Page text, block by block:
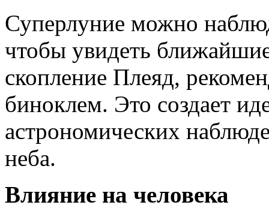
Суперлуние можно
чтобы увидеть
скопление Плеяд,
биноклем. Это создает
астрономических
неба.
Влияние на человека